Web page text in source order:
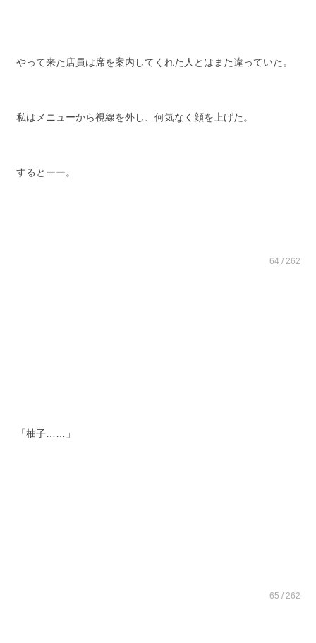
やって来た店員は席を案内してくれた人とはまた違っていた。
私はメニューから視線を外し、何気なく顔を上げた。
するとーー。
64 / 262
「柚子……」
65 / 262